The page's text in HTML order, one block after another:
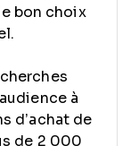
bon choix
à
d’achat de
de 2 000